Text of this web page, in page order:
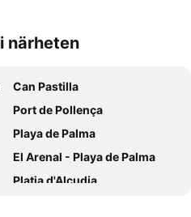
närheten
Can Pastilla
Port de Pollença
Playa de Palma
El Arenal - Playa de Palma
Platja d'Alcudia